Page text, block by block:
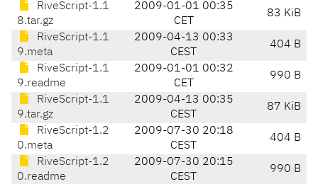
RiveScript-1.1
8.tar.gz
2009-01-01 00:35
CET
83 KiB
RiveScript-1.1
9.meta
2009-04-13 00:33
CEST
404 B
RiveScript-1.1
9.readme
2009-01-01 00:32
CET
990 B
RiveScript-1.1
9.tar.gz
2009-04-13 00:35
CEST
87 KiB
RiveScript-1.2
0.meta
2009-07-30 20:18
CEST
404 B
RiveScript-1.2
0.readme
2009-07-30 20:15
CEST
990 B